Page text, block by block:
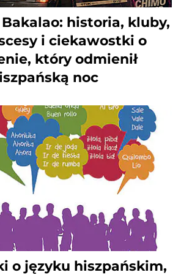
historia, kluby,
i ciekawostki o
który odmienił
noc
o języku hiszpańskim,